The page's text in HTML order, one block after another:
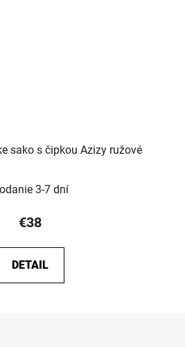
sako s čipkou Azizy ružové
3-7 dní
€38
DETAIL